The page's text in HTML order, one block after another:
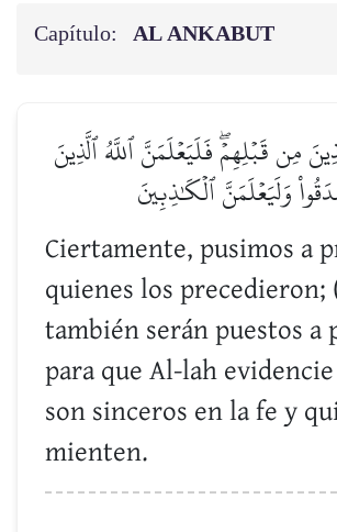
Capítulo: AL ANKABUT
مِن قَبۡلِهِمۡۖ فَلَيَعۡلَمَنَّ ٱللَّهُ ٱلَّذِينَ
وَلَيَعۡلَمَنَّ ٱلۡكَٰذِبِينَ
Ciertamente, pusimos a
quienes los precedieron;
también serán puestos a
para que Al-lah
son sinceros en la fe y
mienten.